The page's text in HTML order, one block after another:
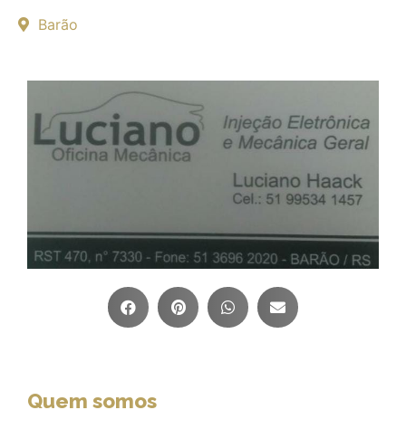
Barão
Quem somos